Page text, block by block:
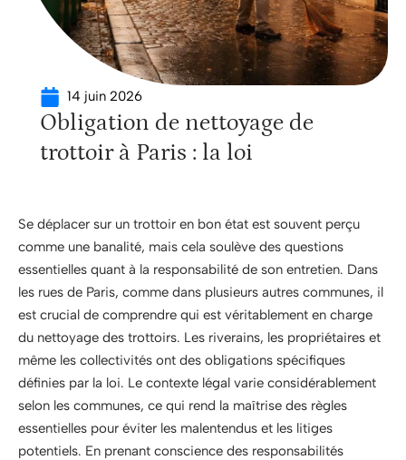
14 juin 2026
Obligation de nettoyage de
trottoir à Paris : la loi
Se déplacer sur un trottoir en bon état est souvent perçu
comme une banalité, mais cela soulève des questions
essentielles quant à la responsabilité de son entretien. Dans
les rues de Paris, comme dans plusieurs autres communes, il
est crucial de comprendre qui est véritablement en charge
du nettoyage des trottoirs. Les riverains, les propriétaires et
même les collectivités ont des obligations spécifiques
définies par la loi. Le contexte légal varie considérablement
selon les communes, ce qui rend la maîtrise des règles
essentielles pour éviter les malentendus et les litiges
potentiels. En prenant conscience des responsabilités